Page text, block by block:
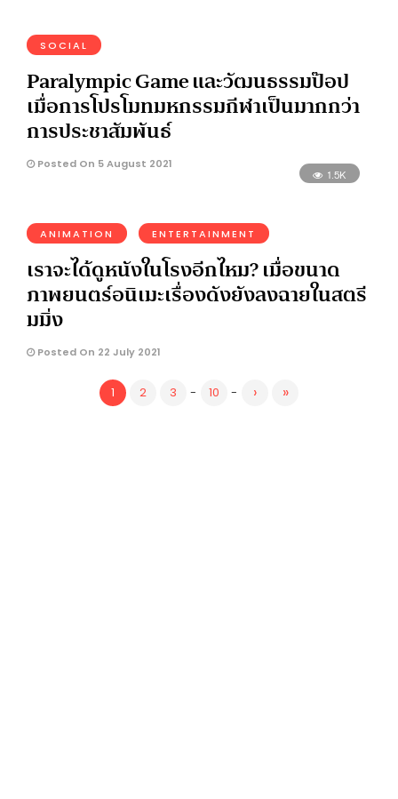
SOCIAL
Paralympic Game และวัฒนธรรมป๊อป
เมื่อการโปรโมทมหกรรมกีฬาเป็นมากกว่า
การประชาสัมพันธ์
Posted On 5 August 2021
1.5K
ANIMATION ENTERTAINMENT
เราจะได้ดูหนังในโรงอีกไหม? เมื่อขนาด
ภาพยนตร์อนิเมะเรื่องดังยังลงฉายในสตรี
มมิ่ง
Posted On 22 July 2021
1 2 3 - 10 - › »